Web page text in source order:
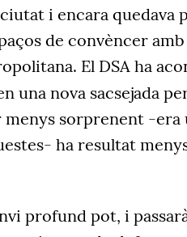
i encara quedava
de convèncer
El DSA ha
una nova sacsejada
sorprenent -era
ha resultat
profund pot, i